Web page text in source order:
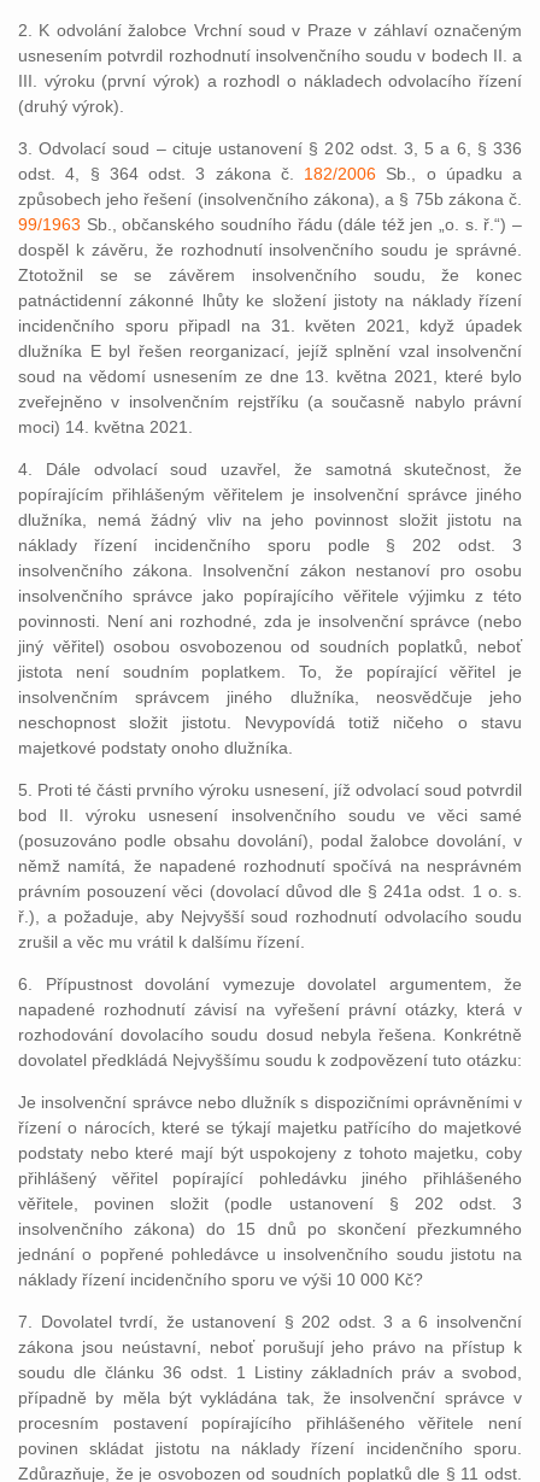
2. K odvolání žalobce Vrchní soud v Praze v záhlaví označeným
usnesením potvrdil rozhodnutí insolvenčního soudu v bodech II. a
III. výroku (první výrok) a rozhodl o nákladech odvolacího řízení
(druhý výrok).
3. Odvolací soud – cituje ustanovení § 202 odst. 3, 5 a 6, § 336
odst. 4, § 364 odst. 3 zákona č. 182/2006 Sb., o úpadku a
způsobech jeho řešení (insolvenčního zákona), a § 75b zákona č.
99/1963 Sb., občanského soudního řádu (dále též jen „o. s. ř.“) –
dospěl k závěru, že rozhodnutí insolvenčního soudu je správné.
Ztotožnil se se závěrem insolvenčního soudu, že konec
patnáctidenní zákonné lhůty ke složení jistoty na náklady řízení
incidenčního sporu připadl na 31. květen 2021, když úpadek
dlužníka E byl řešen reorganizací, jejíž splnění vzal insolvenční
soud na vědomí usnesením ze dne 13. května 2021, které bylo
zveřejněno v insolvenčním rejstříku (a současně nabylo právní
moci) 14. května 2021.
4. Dále odvolací soud uzavřel, že samotná skutečnost, že
popírajícím přihlášeným věřitelem je insolvenční správce jiného
dlužníka, nemá žádný vliv na jeho povinnost složit jistotu na
náklady řízení incidenčního sporu podle § 202 odst. 3
insolvenčního zákona. Insolvenční zákon nestanoví pro osobu
insolvenčního správce jako popírajícího věřitele výjimku z této
povinnosti. Není ani rozhodné, zda je insolvenční správce (nebo
jiný věřitel) osobou osvobozenou od soudních poplatků, neboť
jistota není soudním poplatkem. To, že popírající věřitel je
insolvenčním správcem jiného dlužníka, neosvědčuje jeho
neschopnost složit jistotu. Nevypovídá totiž ničeho o stavu
majetkové podstaty onoho dlužníka.
5. Proti té části prvního výroku usnesení, jíž odvolací soud potvrdil
bod II. výroku usnesení insolvenčního soudu ve věci samé
(posuzováno podle obsahu dovolání), podal žalobce dovolání, v
němž namítá, že napadené rozhodnutí spočívá na nesprávném
právním posouzení věci (dovolací důvod dle § 241a odst. 1 o. s.
ř.), a požaduje, aby Nejvyšší soud rozhodnutí odvolacího soudu
zrušil a věc mu vrátil k dalšímu řízení.
6. Přípustnost dovolání vymezuje dovolatel argumentem, že
napadené rozhodnutí závisí na vyřešení právní otázky, která v
rozhodování dovolacího soudu dosud nebyla řešena. Konkrétně
dovolatel předkládá Nejvyššímu soudu k zodpovězení tuto otázku:
Je insolvenční správce nebo dlužník s dispozičními oprávněními v
řízení o nárocích, které se týkají majetku patřícího do majetkové
podstaty nebo které mají být uspokojeny z tohoto majetku, coby
přihlášený věřitel popírající pohledávku jiného přihlášeného
věřitele, povinen složit (podle ustanovení § 202 odst. 3
insolvenčního zákona) do 15 dnů po skončení přezkumného
jednání o popřené pohledávce u insolvenčního soudu jistotu na
náklady řízení incidenčního sporu ve výši 10 000 Kč?
7. Dovolatel tvrdí, že ustanovení § 202 odst. 3 a 6 insolvenční
zákona jsou neústavní, neboť porušují jeho právo na přístup k
soudu dle článku 36 odst. 1 Listiny základních práv a svobod,
případně by měla být vykládána tak, že insolvenční správce v
procesním postavení popírajícího přihlášeného věřitele není
povinen skládat jistotu na náklady řízení incidenčního sporu.
Zdůrazňuje, že je osvobozen od soudních poplatků dle § 11 odst.